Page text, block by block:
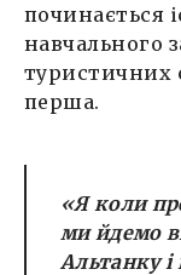
починається
навчального
туристичних
перша.
«Я коли
ми йдемо
Альтанку